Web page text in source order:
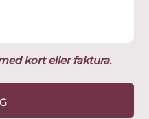
kort eller faktura.